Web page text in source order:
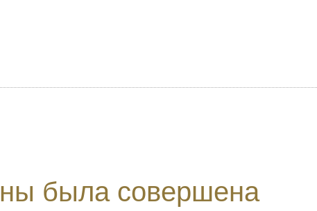
была совершена